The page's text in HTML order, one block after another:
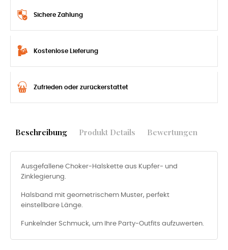
Sichere Zahlung
Kostenlose Lieferung
Zufrieden oder zurückerstattet
Beschreibung Produkt Details Bewertungen
Ausgefallene Choker-Halskette aus Kupfer- und
Zinklegierung.
Halsband mit geometrischem Muster, perfekt
einstellbare Länge.
Funkelnder Schmuck, um Ihre Party-Outfits aufzuwerten.